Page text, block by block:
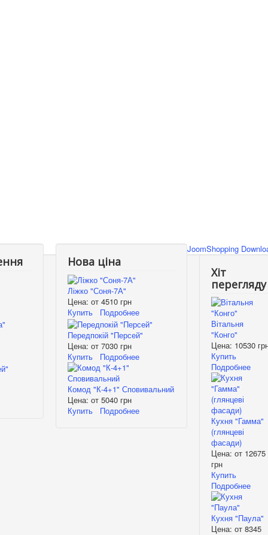
JoomShopping
Нова ціна
Ліжко "Соня-7А"
Цена: от 4510 грн
Купить
Подробнее
Передпокій "Персей"
Цена: от 7030 грн
Купить
Подробнее
Комод "К-4+1" Сповивальний
Цена: от 5040 грн
Купить
Подробнее
Хіт
перегляду
Вітальня
"Конго"
Цена: 10530
Купить
Подробнее
Кухня "Гамма"
(глянцеві
фасади)
Цена: от 12675
грн
Купить
Подробнее
Кухня "Паула"
Цена: от 8345